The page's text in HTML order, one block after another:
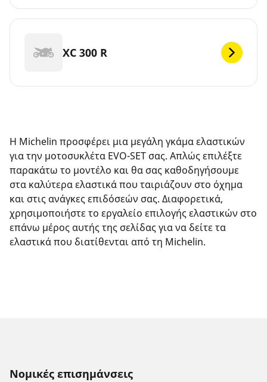
XC 300 R
Η Michelin προσφέρει μια μεγάλη γκάμα ελαστικών
για την μοτοσυκλέτα EVO-SET σας. Απλώς επιλέξτε
παρακάτω το μοντέλο και θα σας καθοδηγήσουμε
στα καλύτερα ελαστικά που ταιριάζουν στο όχημα
και στις ανάγκες επιδόσεών σας. Διαφορετικά,
χρησιμοποιήστε το εργαλείο επιλογής ελαστικών στο
επάνω μέρος αυτής της σελίδας για να δείτε τα
ελαστικά που διατίθενται από τη Michelin.
Νομικές επισημάνσεις